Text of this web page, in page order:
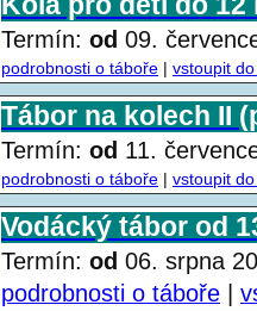
Termín: od 09.
podrobnosti o táboře | vstoupit
Tábor na kolech II
Termín: od 11.
podrobnosti o táboře | vstoupit
Vodácký tábor od
Termín: od 06. srpna
podrobnosti o táboře